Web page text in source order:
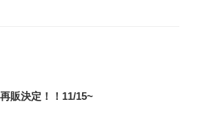
販決定！！11/15~